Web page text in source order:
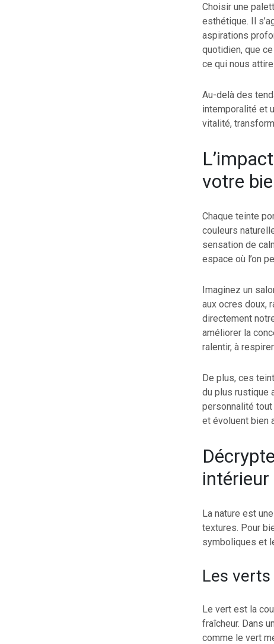
Choisir une
esthétique. Il
aspirations
quotidien, que
ce qui nous
Au-delà des
intemporalité et
vitalité,
votre
Chaque teinte
couleurs
sensation de
espace où l’on
Imaginez un
aux ocres doux,
directement
améliorer la
ralentir, à
De plus, ces
du plus rustique
personnalité
et évoluent bien
intérieur
La nature est
textures. Pour
symboliques et
Les
Le vert est la
fraîcheur. Dans
comme le vert